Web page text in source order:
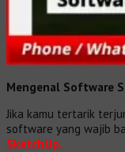
Mengenal Software
Jika kamu tertarik
software yang wajib
SketchUp.